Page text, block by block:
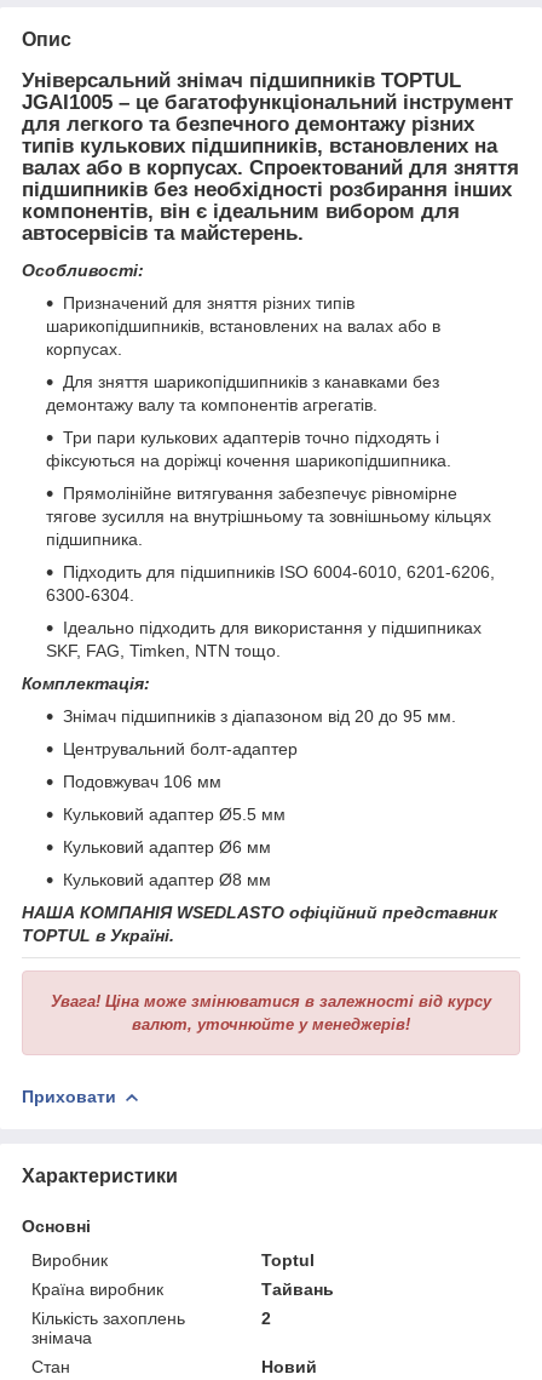
Опис
Універсальний знімач підшипників TOPTUL
JGAI1005 – це багатофункціональний інструмент
для легкого та безпечного демонтажу різних
типів кулькових підшипників, встановлених на
валах або в корпусах. Спроектований для зняття
підшипників без необхідності розбирання інших
компонентів, він є ідеальним вибором для
автосервісів та майстерень.
Особливості:
Призначений для зняття різних типів
шарикопідшипників, встановлених на валах або в
корпусах.
Для зняття шарикопідшипників з канавками без
демонтажу валу та компонентів агрегатів.
Три пари кулькових адаптерів точно підходять і
фіксуються на доріжці кочення шарикопідшипника.
Прямолінійне витягування забезпечує рівномірне
тягове зусилля на внутрішньому та зовнішньому кільцях
підшипника.
Підходить для підшипників ISO 6004-6010, 6201-6206,
6300-6304.
Ідеально підходить для використання у підшипниках
SKF, FAG, Timken, NTN тощо.
Комплектація:
Знімач підшипників з діапазоном від 20 до 95 мм.
Центрувальний болт-адаптер
Подовжувач 106 мм
Кульковий адаптер Ø5.5 мм
Кульковий адаптер Ø6 мм
Кульковий адаптер Ø8 мм
НАША КОМПАНІЯ WSEDLASTO офіційний представник
TOPTUL в Україні.
Увага! Ціна може змінюватися в залежності від курсу
валют, уточнюйте у менеджерів!
Приховати
Характеристики
Основні
Виробник
Toptul
Країна виробник
Тайвань
Кількість захоплень
знімача
2
Стан Новий